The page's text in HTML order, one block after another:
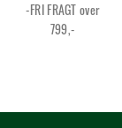
-FRI FRAGT over
799,-